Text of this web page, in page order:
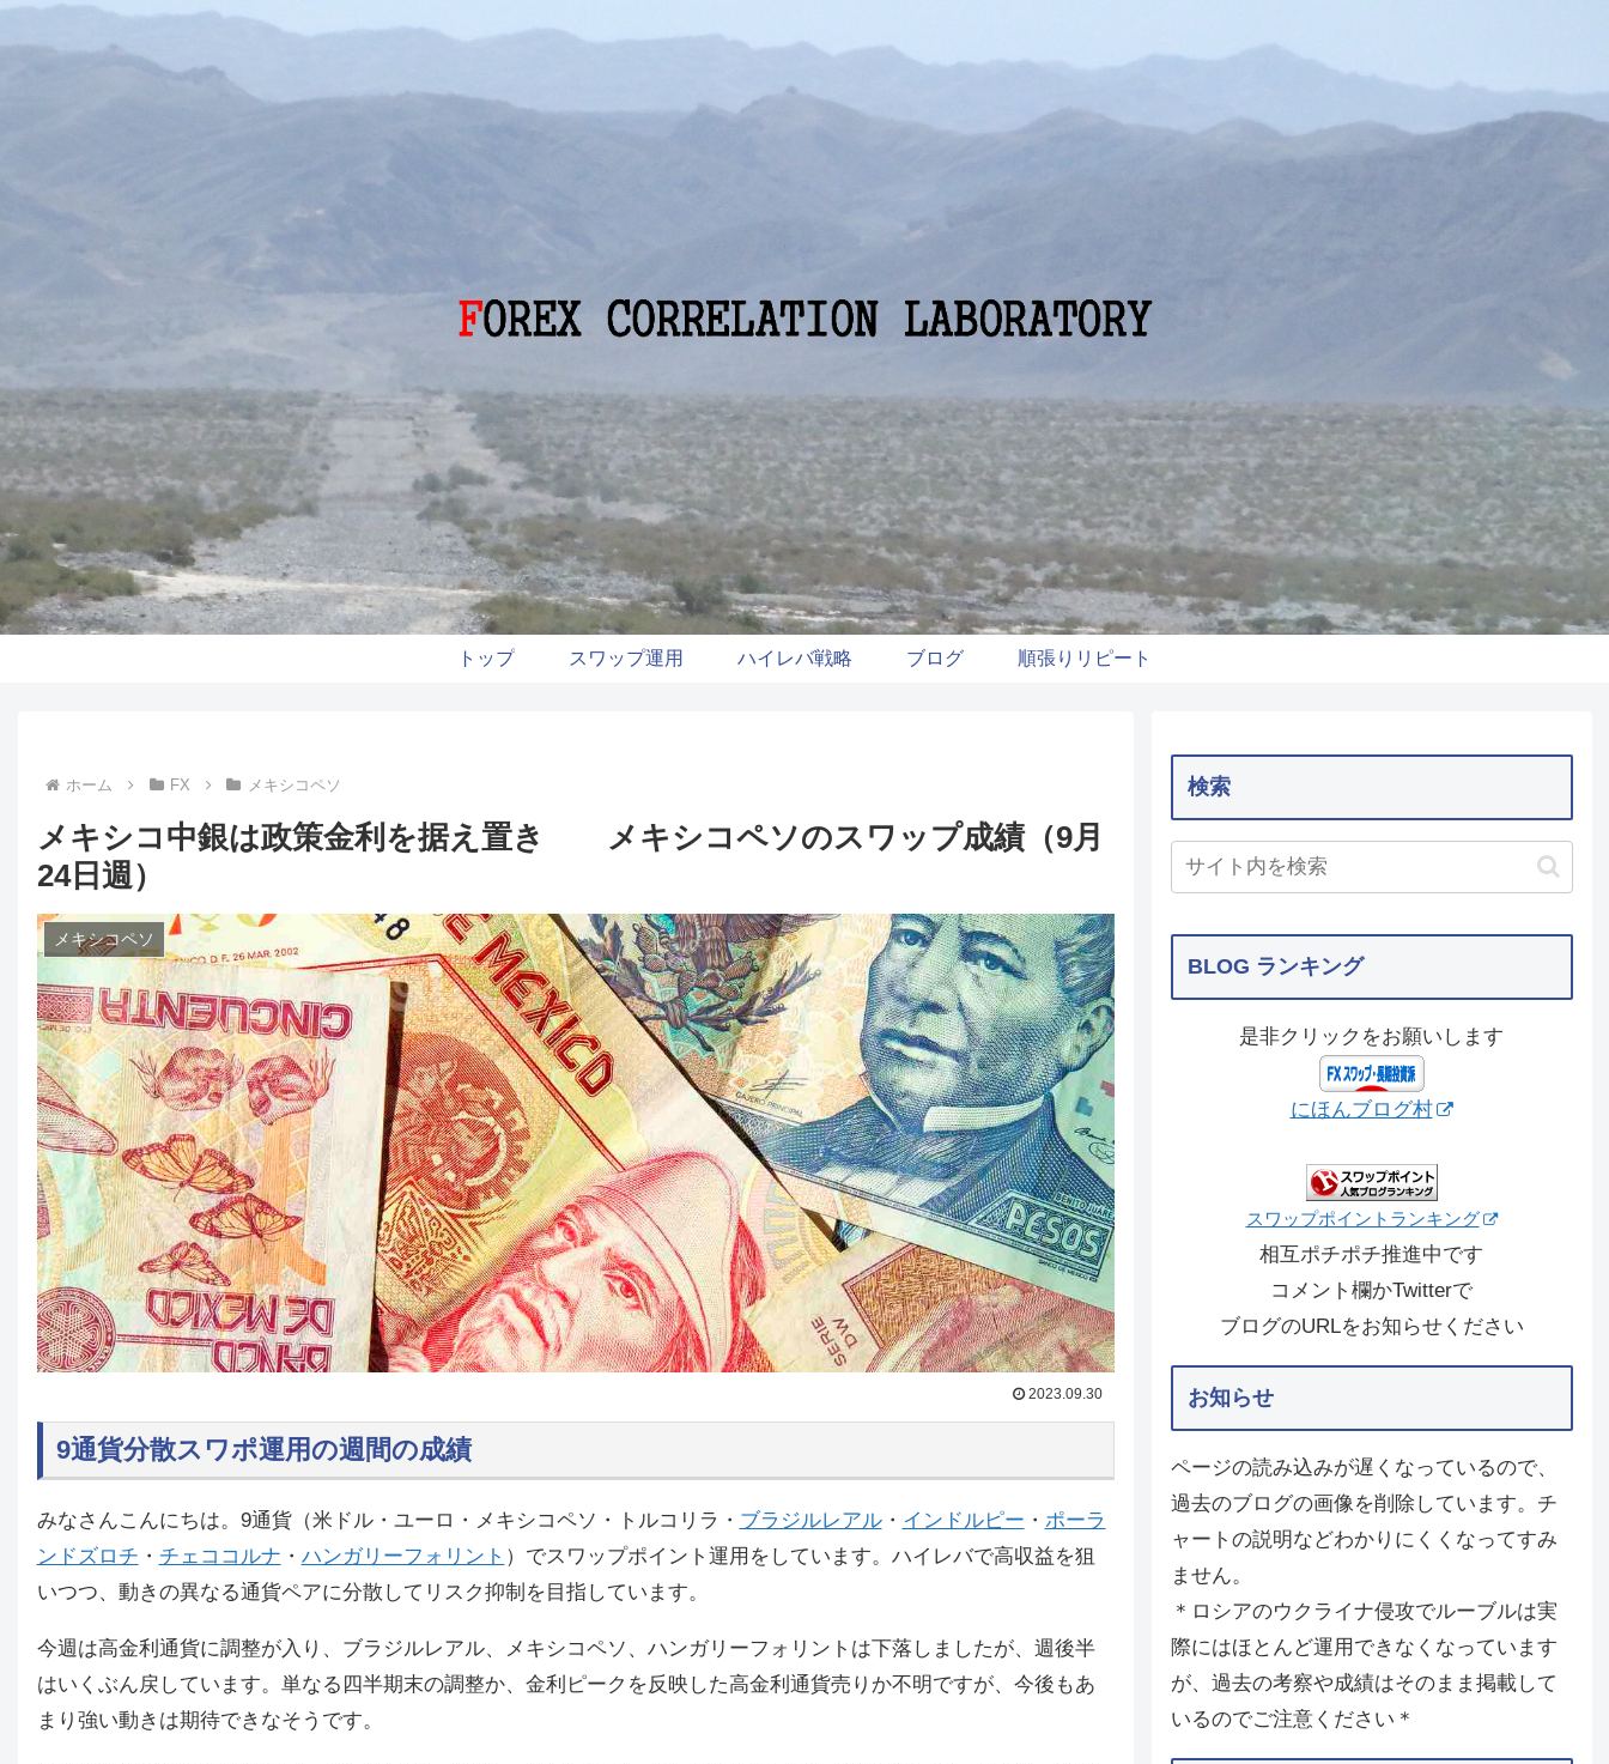
トップ スワップ運用 ハイレバ戦略 ブログ 順張りリピート
ホーム FX メキシコペソ
メキシコ中銀は政策金利を据え置き メキシコペソのスワップ成績（9月
24日週）
メキシコペソ
2023.09.30
9通貨分散スワポ運用の週間の成績
みなさんこんにちは。9通貨（米ドル・ユーロ・メキシコペソ・トルコリラ・ ブラジルレアル・ インドルピー ・ ポーラ
ンドズロチ ・ チェココルナ ・ ハンガリーフォリント ）でスワップポイント運用をしています。ハイレバで高収益を狙
いつつ、動きの異なる通貨ペアに分散してリスク抑制を目指しています。
今週は高金利通貨に調整が入り、ブラジルレアル、メキシコペソ、ハンガリーフォリントは下落しましたが、週後半
はいくぶん戻しています。単なる四半期末の調整か、金利ピークを反映した高金利通貨売りか不明ですが、今後もあ
まり強い動きは期待できなそうです。
検索
BLOG ランキング
是非クリックをお願いします
にほんブログ村
スワップポイントランキング
相互ポチポチ推進中です
コメント欄かTwitterで
ブログのURLをお知らせください
お知らせ
ページの読み込みが遅くなっているので、
過去のブログの画像を削除しています。チ
ャートの説明などわかりにくくなってすみ
ません。
＊ロシアのウクライナ侵攻でルーブルは実
際にはほとんど運用できなくなっています
が、過去の考察や成績はそのまま掲載して
いるのでご注意ください＊